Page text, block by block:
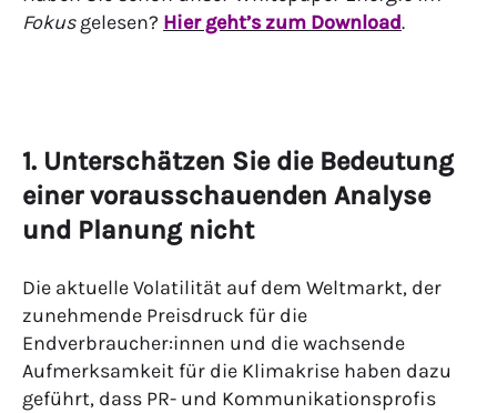
Fokusgelesen? Hier geht’s zum Download.
1. Unterschätzen Sie die Bedeutung
einer vorausschauenden Analyse
und Planung nicht
Die aktuelle Volatilität auf dem Weltmarkt, der
zunehmende Preisdruck für die
Endverbraucher:innen und die wachsende
Aufmerksamkeit für die Klimakrise haben dazu
geführt, dass PR- und Kommunikationsprofis